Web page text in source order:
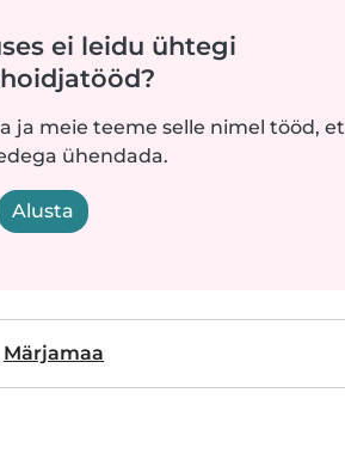
ei leidu ühtegi
ja meie teeme selle nimel tööd, et
ühendada.
Alusta
Märjamaa